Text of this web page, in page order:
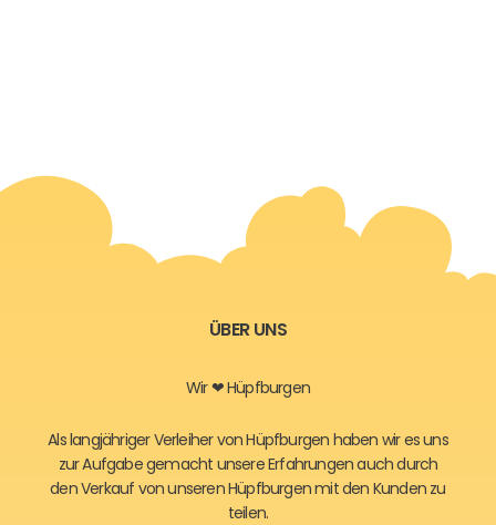
ÜBER UNS
Wir ❤ Hüpfburgen
Als langjähriger Verleiher von Hüpfburgen haben wir es uns
zur Aufgabe gemacht unsere Erfahrungen auch durch
den Verkauf von unseren Hüpfburgen mit den Kunden zu
teilen.